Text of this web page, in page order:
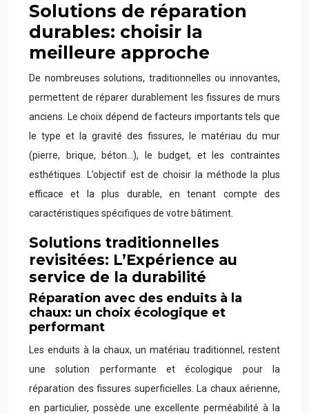
Solutions de réparation
durables: choisir la
meilleure approche
De nombreuses solutions, traditionnelles ou innovantes,
permettent de réparer durablement les fissures de murs
anciens. Le choix dépend de facteurs importants tels que
le type et la gravité des fissures, le matériau du mur
(pierre, brique, béton…), le budget, et les contraintes
esthétiques. L’objectif est de choisir la méthode la plus
efficace et la plus durable, en tenant compte des
caractéristiques spécifiques de votre bâtiment.
Solutions traditionnelles
revisitées: L’Expérience au
service de la durabilité
Réparation avec des enduits à la
chaux: un choix écologique et
performant
Les enduits à la chaux, un matériau traditionnel, restent
une solution performante et écologique pour la
réparation des fissures superficielles. La chaux aérienne,
en particulier, possède une excellente perméabilité à la